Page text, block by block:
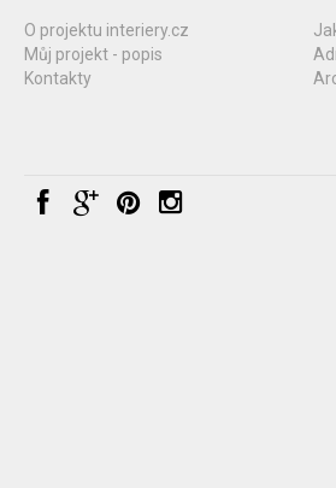
O projektu interiery.cz
Můj projekt - popis
Kontakty